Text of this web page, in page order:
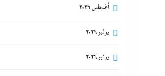
أغسطس 2026
يوليو 2026
يونيو 2026